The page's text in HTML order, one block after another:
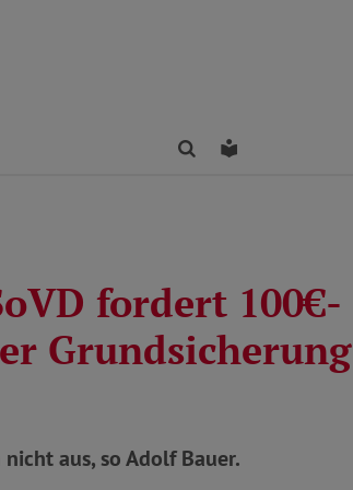
FindenLeichte Sprache
fordert 100€-
Grundsicherung
aus, so Adolf Bauer.